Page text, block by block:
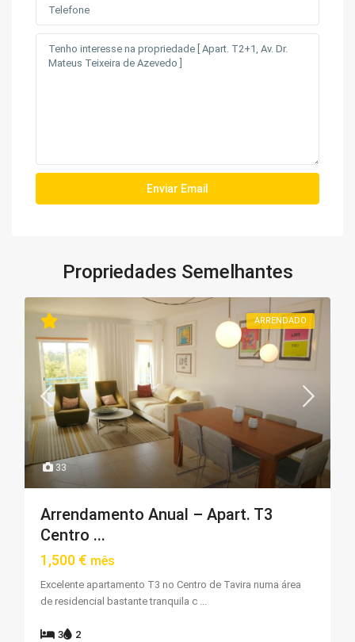
Propriedades Semelhantes
33
ARRENDADO
Arrendamento Anual – Apart. T3
Centro ...
1,500 € mês
Excelente apartamento T3 no Centro de Tavira numa área
de residencial bastante tranquila c ...
3 2